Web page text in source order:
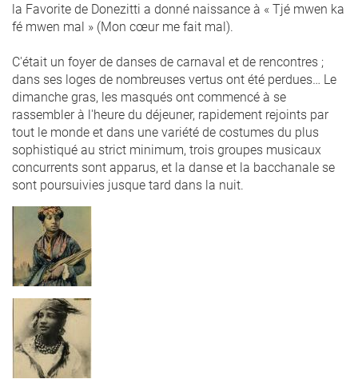
la Favorite de Donezitti a donné naissance à « Tjé mwen ka
fé mwen mal » (Mon cœur me fait mal).
C'était un foyer de danses de carnaval et de rencontres ;
dans ses loges de nombreuses vertus ont été perdues… Le
dimanche gras, les masqués ont commencé à se
rassembler à l'heure du déjeuner, rapidement rejoints par
tout le monde et dans une variété de costumes du plus
sophistiqué au strict minimum, trois groupes musicaux
concurrents sont apparus, et la danse et la bacchanale se
sont poursuivies jusque tard dans la nuit.